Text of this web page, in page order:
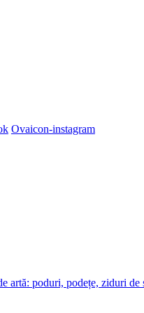
Ovaicon-instagram
artă: poduri, podețe, ziduri de